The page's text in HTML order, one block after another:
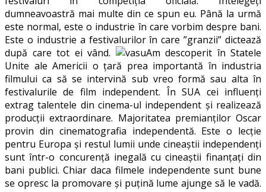
dumneavoastră mai multe din ce spun eu. Până la urmă
este normal, este o industrie în care vorbim despre bani.
Este o industrie a festivalurilor în care ”granzii” dictează
după care tot ei vând.
Am descoperit în Statele
Unite ale Americii o țară prea importantă în industria
filmului ca să se intervină sub vreo formă sau alta în
festivalurile de film independent. În SUA cei influenți
extrag talentele din cinema-ul independent și realizează
producții extraordinare. Majoritatea premianților Oscar
provin din cinematografia independentă. Este o lecție
pentru Europa și restul lumii unde cineaștii independenți
sunt într-o concurență inegală cu cineaștii finanțați din
bani publici. Chiar daca filmele independente sunt bune
se opresc la promovare și puțină lume ajunge să le vadă.